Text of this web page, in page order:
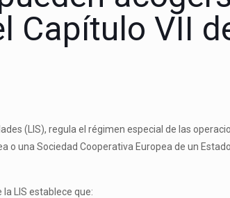
Capítulo VII
(LIS), regula el régimen especial de las
o una Sociedad Cooperativa Europea de un
LIS establece que: